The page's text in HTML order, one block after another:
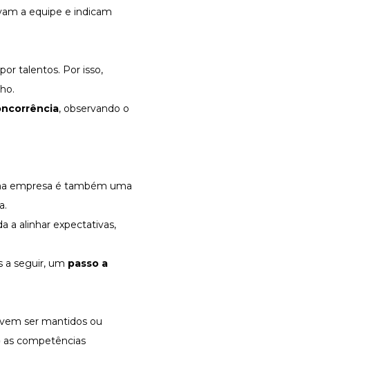
a equipe e indicam
talentos. Por isso,
, observando o
empresa é também uma
a alinhar expectativas,
a seguir, um passo a
ser mantidos ou
as competências